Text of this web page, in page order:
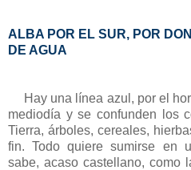
ALBA POR EL SUR, POR
DE AGUA
Hay una línea azul, por el
mediodía y se confunden los
Tierra, árboles, cereales,
fin. Todo quiere sumirse en
sabe, acaso castellano, como